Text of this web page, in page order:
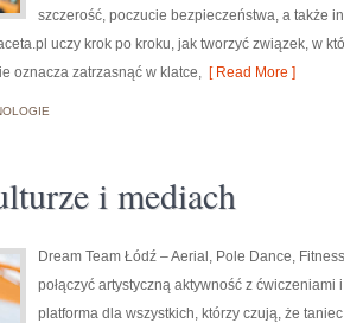
szczerość, poczucie bezpieczeństwa, a także
uczy krok po kroku, jak tworzyć związek, w
oznacza zatrzasnąć w klatce, [ Read More ]
i mediach
Dream Team Łódź – Aerial, Pole Dance,
połączyć artystyczną aktywność z
platforma dla wszystkich, którzy czują, że